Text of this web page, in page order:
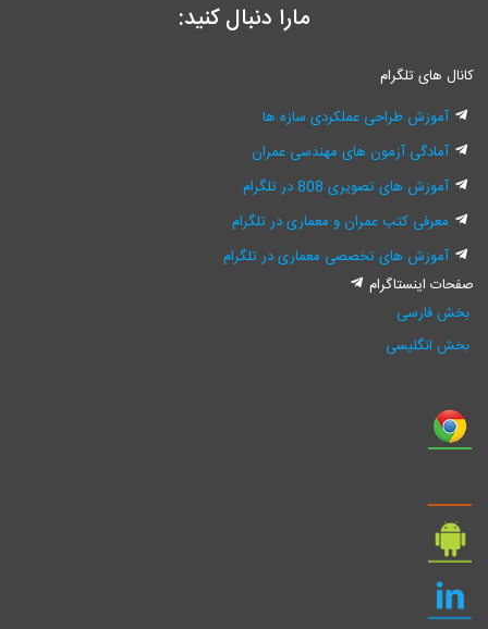
مارا دنبال کنید:
کانال های تلگرام
آموزش طراحی عملکردی سازه ها
آمادگی آزمون های مهندسی عمران
آموزش های تصویری 808 در تلگرام
معرفی کتب عمران و معماری در تلگرام
آموزش های تخصصی معماری در تلگرام
صفحات اینستاگرام
بخش فارسی
بخش انگلیسی